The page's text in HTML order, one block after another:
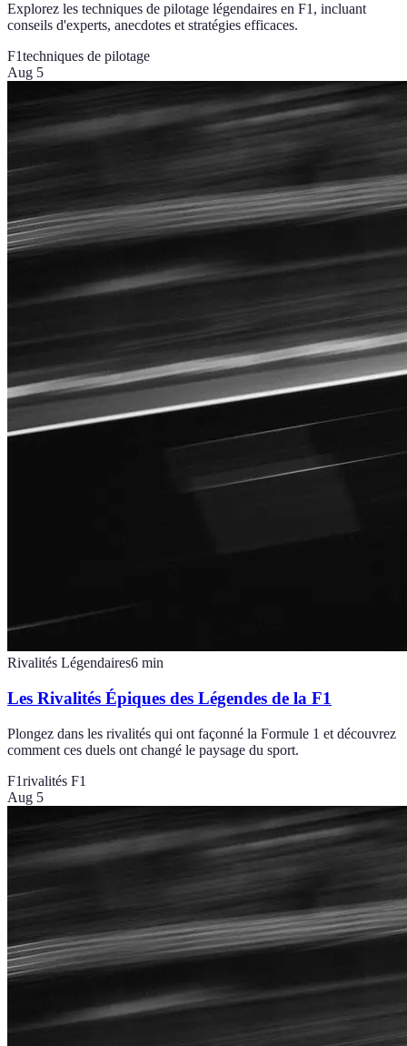
Explorez les techniques de pilotage légendaires en F1, incluant
conseils d'experts, anecdotes et stratégies efficaces.
F1techniques de pilotage
Aug 5
Rivalités Légendaires6 min
Les Rivalités Épiques des Légendes de la F1
Plongez dans les rivalités qui ont façonné la Formule 1 et découvrez
comment ces duels ont changé le paysage du sport.
F1rivalités F1
Aug 5